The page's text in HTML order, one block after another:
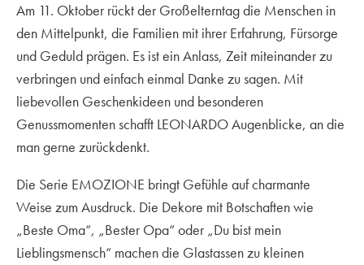
Am 11. Oktober rückt der Großelterntag die Menschen in
den Mittelpunkt, die Familien mit ihrer Erfahrung, Fürsorge
und Geduld prägen. Es ist ein Anlass, Zeit miteinander zu
verbringen und einfach einmal Danke zu sagen. Mit
liebevollen Geschenkideen und besonderen
Genussmomenten schafft LEONARDO Augenblicke, an die
man gerne zurückdenkt.
Die Serie EMOZIONE bringt Gefühle auf charmante
Weise zum Ausdruck. Die Dekore mit Botschaften wie
„Beste Oma“, „Bester Opa“ oder „Du bist mein
Lieblingsmensch“ machen die Glastassen zu kleinen